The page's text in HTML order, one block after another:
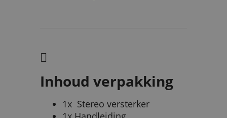
Inhoud verpakking
1x Stereo versterker